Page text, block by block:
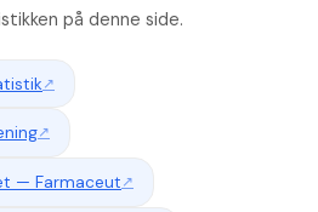
på denne side.
↗
↗
— Farmaceut↗